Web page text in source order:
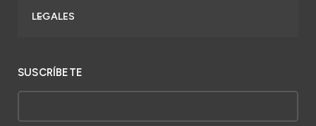
LEGALES
SUSCRÍBETE